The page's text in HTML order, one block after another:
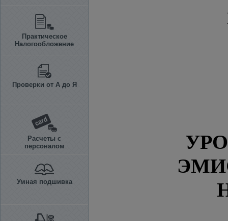
Практическое
Налогообложение
Проверки от А до Я
Расчеты с
персоналом
Умная подшивка